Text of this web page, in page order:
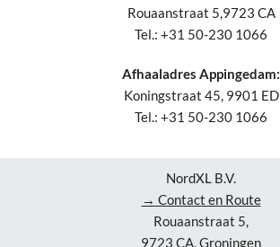
Rouaanstraat 5,9723 CA
Tel.: +31 50-230 1066
Afhaaladres Appingedam:
Koningstraat 45, 9901 ED
Tel.: +31 50-230 1066
NordXL B.V.
→ Contact en Route
Rouaanstraat 5,
9723 CA, Groningen